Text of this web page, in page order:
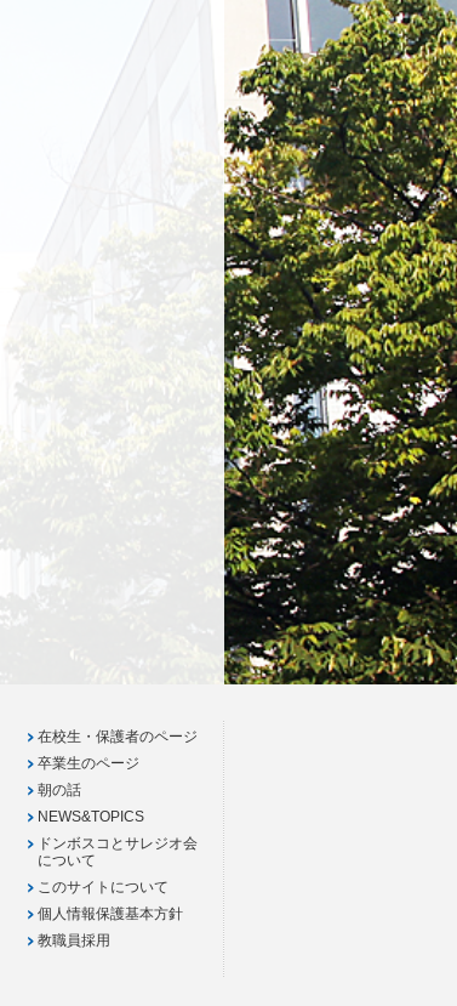
在校生・保護者のページ
卒業生のページ
朝の話
NEWS&TOPICS
ドンボスコとサレジオ会
について
このサイトについて
個人情報保護基本方針
教職員採用